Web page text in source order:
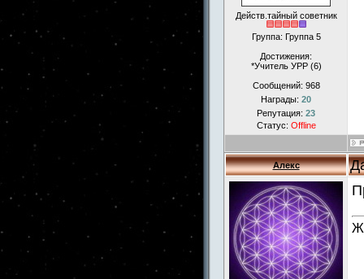
Действ.тайный советник
Группа: Группа 5
Достижения:
*Учитель УРР (6)
Сообщений: 968
Награды: 20
Репутация: 23
Статус: Offline
Алекс